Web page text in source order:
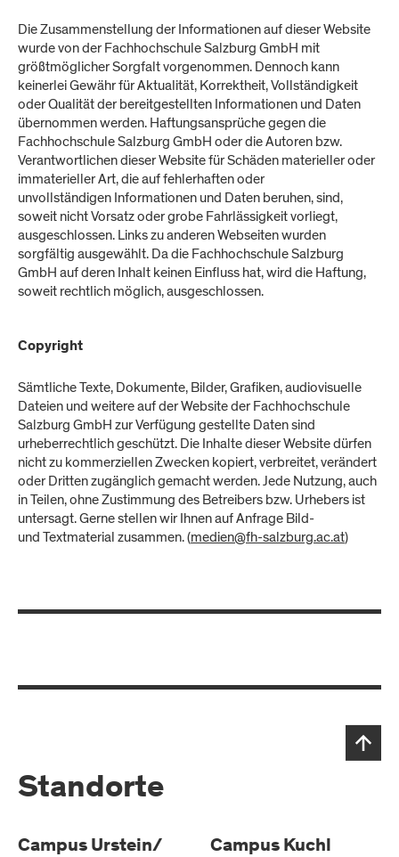
Die Zusammenstellung der Informationen auf dieser Website
wurde von der Fachhochschule Salzburg GmbH mit
größtmöglicher Sorgfalt vorgenommen. Dennoch kann
keinerlei Gewähr für Aktualität, Korrektheit, Vollständigkeit
oder Qualität der bereitgestellten Informationen und Daten
übernommen werden. Haftungsansprüche gegen die
Fachhochschule Salzburg GmbH oder die Autoren bzw.
Verantwortlichen dieser Website für Schäden materieller oder
immaterieller Art, die auf fehlerhaften oder
unvollständigen Informationen und Daten beruhen, sind,
soweit nicht Vorsatz oder grobe Fahrlässigkeit vorliegt,
ausgeschlossen. Links zu anderen Webseiten wurden
sorgfältig ausgewählt. Da die Fachhochschule Salzburg
GmbH auf deren Inhalt keinen Einfluss hat, wird die Haftung,
soweit rechtlich möglich, ausgeschlossen.
Copyright
Sämtliche Texte, Dokumente, Bilder, Grafiken, audiovisuelle
Dateien und weitere auf der Website der Fachhochschule
Salzburg GmbH zur Verfügung gestellte Daten sind
urheberrechtlich geschützt. Die Inhalte dieser Website dürfen
nicht zu kommerziellen Zwecken kopiert, verbreitet, verändert
oder Dritten zugänglich gemacht werden. Jede Nutzung, auch
in Teilen, ohne Zustimmung des Betreibers bzw. Urhebers ist
untersagt. Gerne stellen wir Ihnen auf Anfrage Bild-
und Textmaterial zusammen. (medien@fh-salzburg.ac.at)
Standorte
Campus Urstein/
Campus Kuchl